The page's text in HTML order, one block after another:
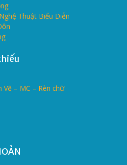
Thuật Biểu Diễn
– MC – Rèn chữ